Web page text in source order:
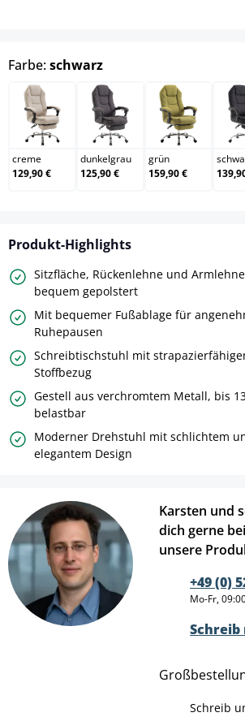
Farbe:schwarzauswählen
creme
creme
129,90 €
dunkelgrau
dunkelgrau
125,90 €
grün
grün
159,90 €
Produkt-Highlights
Sitzfläche, Rückenlehne und
bequem gepolstert
Mit bequemer Fußablage für
Ruhepausen
Schreibtischstuhl mit
Stoffbezug
Gestell aus verchromtem Metall, bis
belastbar
Moderner Drehstuhl mit schlichtem
elegantem Design
Karsten und
dich gerne
unsere
+49 (0)
Mo-Fr,
Schreib
Schreib